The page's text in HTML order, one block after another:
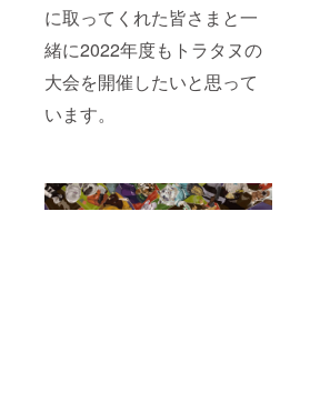
に取ってくれた皆さまと一
緒に2022年度もトラタヌの
大会を開催したいと思って
います。